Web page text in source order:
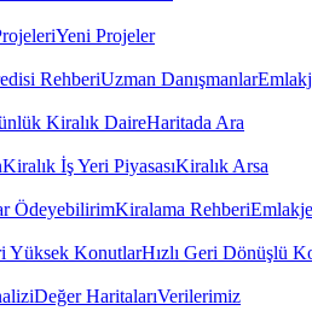
Yeni Projeler
RehberiUzman Danışmanlar
Kiralık DaireHaritada Ara
Kiralık İş Yeri PiyasasıKiralık Arsa
ÖdeyebilirimKiralama Rehberi
Yüksek KonutlarHızlı Geri Dönüşlü
Değer HaritalarıVerilerimiz